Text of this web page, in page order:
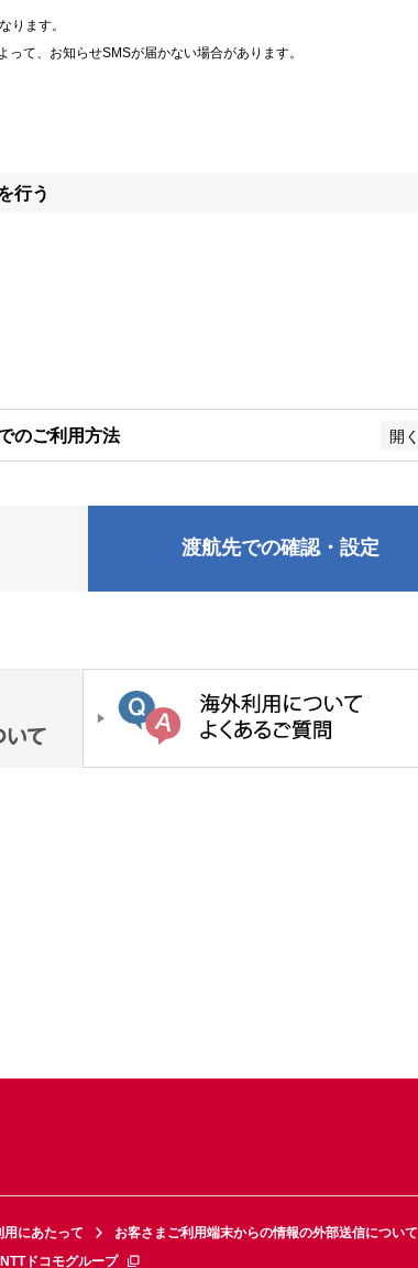
ります。
て、お知らせSMSが届かない場合があります。
行う
のご利用方法 開く
渡航先での確認・設定
用にあたって お客さまご利用端末からの情報の外部送信について
NTTドコモグループ